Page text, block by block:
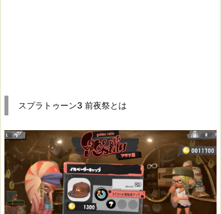
スプラトゥーン3 前夜祭とは